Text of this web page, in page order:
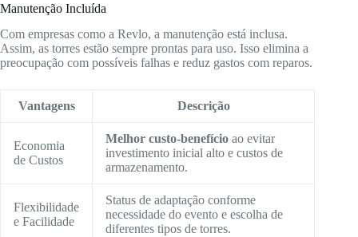
Manutenção Incluída
Com empresas como a Revlo, a manutenção está inclusa.
Assim, as torres estão sempre prontas para uso. Isso elimina a
preocupação com possíveis falhas e reduz gastos com reparos.
Vantagens Descrição
Economia
de Custos
Melhor custo-benefício ao evitar
investimento inicial alto e custos de
armazenamento.
Flexibilidade
e Facilidade
Status de adaptação conforme
necessidade do evento e escolha de
diferentes tipos de torres.